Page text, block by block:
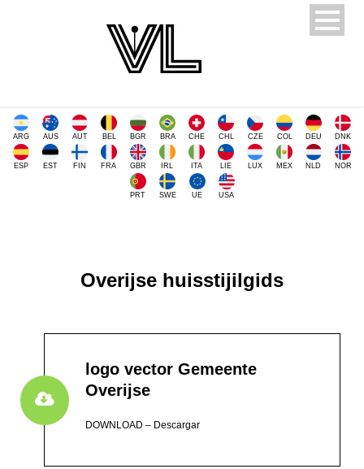
ARG AUS AUT BEL BGR BRA CHE CHL CZE COL DEU DNK
ESP EST FIN FRA GBR IRL ITA LIE LUX MEX NLD NOR
PRT SWE UE USA
Overijse huisstijilgids
logo vector Gemeente
Overijse
DOWNLOAD – Descargar